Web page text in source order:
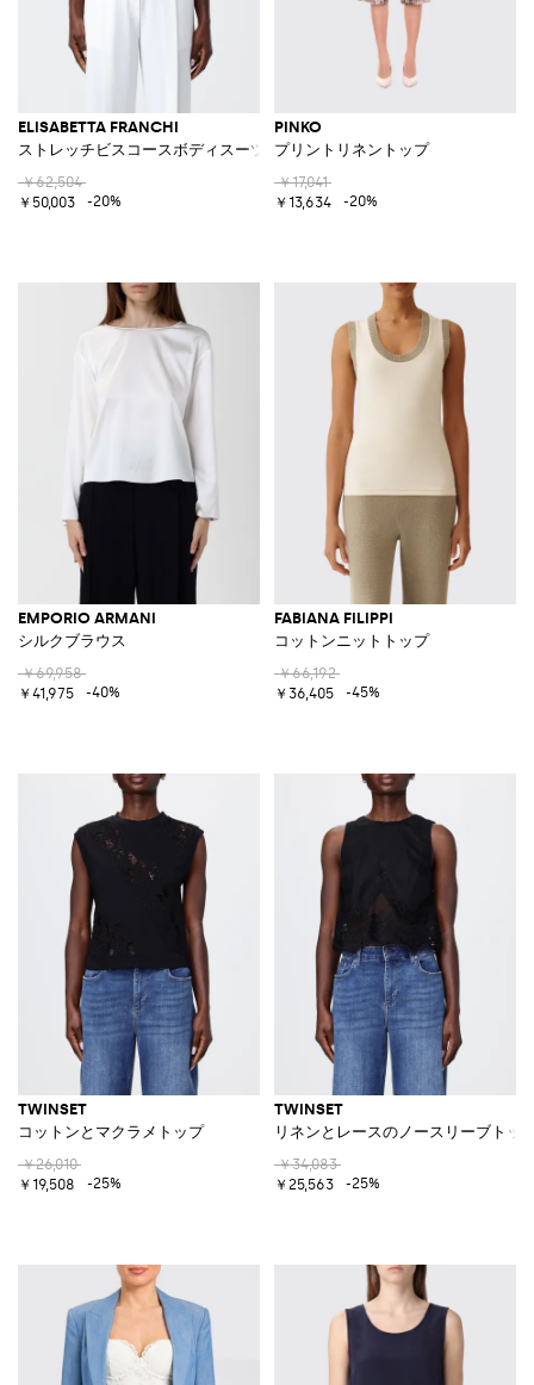
ELISABETTA FRANCHI
ストレッチビスコースボディスーツトップ
￥62,504
￥50,003
-20%
PINKO
プリントリネントップ
￥17,041
￥13,634
-20%
EMPORIO ARMANI
シルクブラウス
￥69,958
￥41,975
-40%
FABIANA FILIPPI
コットンニットトップ
￥66,192
￥36,405
-45%
TWINSET
コットンとマクラメトップ
￥26,010
￥19,508
-25%
TWINSET
リネンとレースのノースリーブトッ
￥34,083
￥25,563
-25%